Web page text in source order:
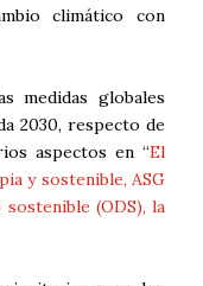
climático con
medidas globales
2030, respecto de
aspectos en “El
y sostenible, ASG
(ODS), la